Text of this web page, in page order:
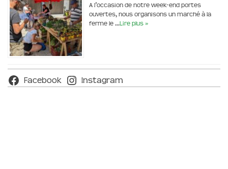
A l’occasion de notre week-end portes
ouvertes, nous organisons un marché à la
ferme le …Lire plus »
Facebook Instagram